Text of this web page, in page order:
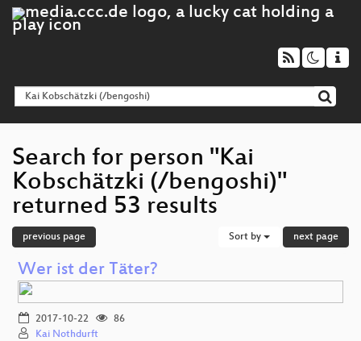
Search for person "Kai
Kobschätzki (/bengoshi)"
returned 53 results
previous page Sort by next page
Wer ist der Täter?
2017-10-22
86
Kai Nothdurft